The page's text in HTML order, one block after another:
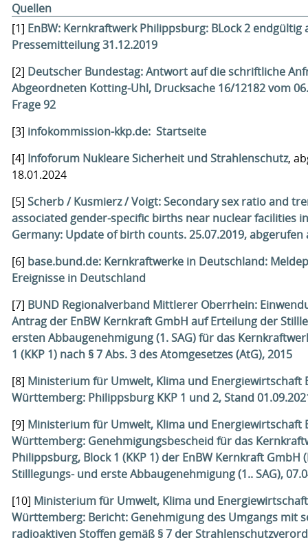
Quellen
[1] EnBW: Kernkraftwerk Philippsburg: BLock 2 endgültig
Pressemitteilung 31.12.2019
[2] Deutscher Bundestag: Antwort auf die schriftliche
Abgeordneten Kotting-Uhl, Drucksache 16/12182 vom
Frage 92
[3] infokommission-kkp.de: Startseite
[4] Infoforum Nukleare Sicherheit und Strahlenschutz,
18.01.2024
[5] Scherb / Kusmierz / Voigt: Secondary sex ratio and
associated gender-specific births near nuclear facilities
Germany: Update of birth counts. 25.07.2019, abgerufen
[6] base.bund.de: Kernkraftwerke in Deutschland:
Ereignisse in Deutschland
[7] BUND Regionalverband Mittlerer Oberrhein:
Antrag der EnBW Kernkraft GmbH auf Erteilung der
ersten Abbaugenehmigung (1. SAG) für das
1 (KKP 1) nach § 7 Abs. 3 des Atomgesetzes (AtG), 2015
[8] Ministerium für Umwelt, Klima und Energiewirtschaft
Württemberg: Philippsburg KKP 1 und 2, Stand
[9] Ministerium für Umwelt, Klima und Energiewirtschaft
Württemberg: Genehmigungsbescheid für das
Philippsburg, Block 1 (KKP 1) der EnBW Kernkraft GmbH
Stilllegungs- und erste Abbaugenehmigung (1.. SAG),
[10] Ministerium für Umwelt, Klima und
Württemberg: Bericht: Genehmigung des Umgangs mit
radioaktiven Stoffen gemäß § 7 der